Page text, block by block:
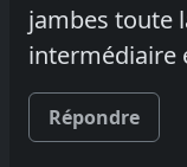
jambes toute
intermédiaire
Répondre